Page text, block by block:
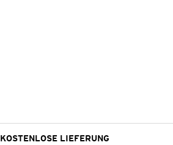
KOSTENLOSE LIEFERUNG